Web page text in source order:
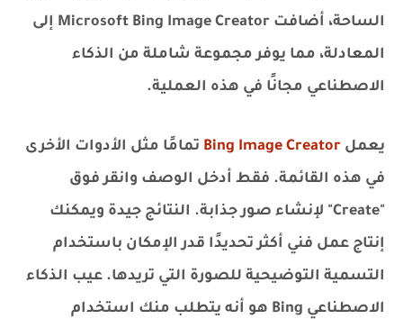
الساحة، أضافت Microsoft Bing Image Creator إلى
المعادلة، مما يوفر مجموعة شاملة من الذكاء
الاصطناعي مجانًا في هذه العملية.
يعمل Bing Image Creator تمامًا مثل الأدوات الأخرى
في هذه القائمة. فقط أدخل الوصف وانقر فوق
"Create" لإنشاء صور جذابة. النتائج جيدة ويمكنك
إنتاج عمل فني أكثر تحديدًا قدر الإمكان باستخدام
التسمية التوضيحية للصورة التي تريدها. عيب الذكاء
الاصطناعي Bing هو أنه يتطلب منك استخدام